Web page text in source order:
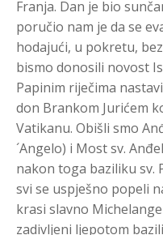
Franja. Dan je bio
poručio nam je da se
hodajući, u pokretu,
bismo donosili novost
Papinim riječima
don Brankom Jurićem
Vatikanu. Obišli smo
´Angelo) i Most sv.
nakon toga baziliku sv.
svi se uspješno popeli
krasi slavno
zadivljeni ljepotom